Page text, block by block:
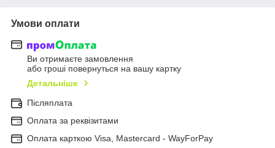
Умови оплати
Ви отримаєте замовлення
або гроші повернуться на вашу картку
Детальніше
Післяплата
Оплата за реквізитами
Оплата карткою Visa, Mastercard - WayForPay